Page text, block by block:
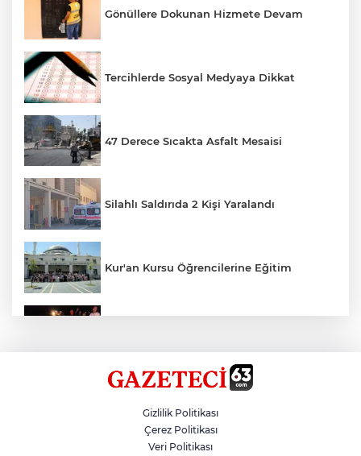
Gönüllere Dokunan Hizmete Devam
Tercihlerde Sosyal Medyaya Dikkat
47 Derece Sıcakta Asfalt Mesaisi
Silahlı Saldırıda 2 Kişi Yaralandı
Kur'an Kursu Öğrencilerine Eğitim
Siverek’te Mahmut Gülel Dönemi
Gizlilik Politikası
Çerez Politikası
Veri Politikası